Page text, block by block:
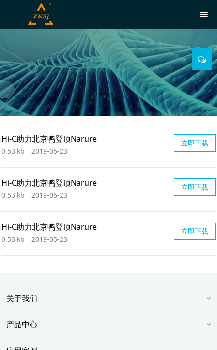
立即下载
Hi-C助力北京鸭登顶Narure
0.53 kb 2019-05-23
立即下载
Hi-C助力北京鸭登顶Narure
0.53 kb 2019-05-23
立即下载
Hi-C助力北京鸭登顶Narure
0.53 kb 2019-05-23
关于我们
产品中心